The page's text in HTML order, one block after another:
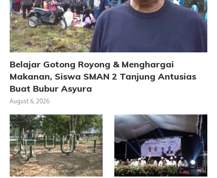
Belajar Gotong Royong & Menghargai
Makanan, Siswa SMAN 2 Tanjung Antusias
Buat Bubur Asyura
August 6, 2026